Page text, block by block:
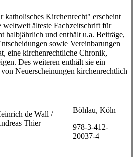
Kirchenrecht" erscheint
weltweit älteste Fachzeitschrift für
halbjährlich und enthält u.a. Beiträge,
sowie Vereinbarungen
eine kirchenrechtliche Chronik,
Des weiteren enthält sie ein
Neuerscheinungen kirchenrechtlich
de Wall /
Thier
Böhlau, Köln
978-3-412-
20037-4